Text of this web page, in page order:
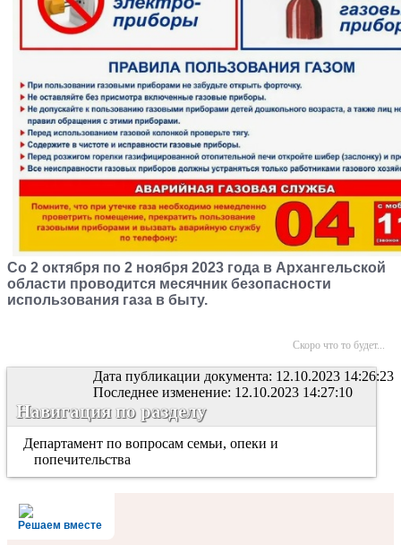
Со 2 октября по 2 ноября 2023 года в Архангельской
области проводится месячник безопасности
использования газа в быту.
Скоро что то будет...
Дата публикации документа: 12.10.2023 14:26:23
Последнее изменение: 12.10.2023 14:27:10
Навигация по разделу
Департамент по вопросам семьи, опеки и
попечительства
Решаем вместе